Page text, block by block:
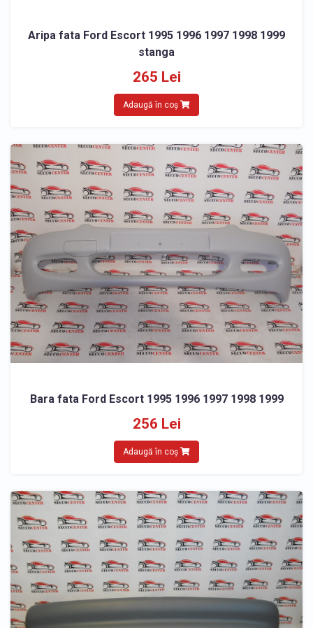
Aripa fata Ford Escort 1995 1996 1997 1998 1999
stanga
265 Lei
Adaugă în coș
Bara fata Ford Escort 1995 1996 1997 1998 1999
256 Lei
Adaugă în coș